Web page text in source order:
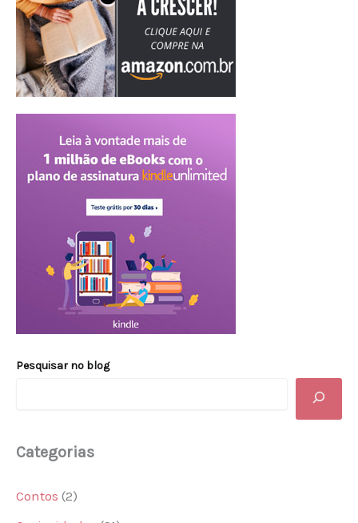
Pesquisar no blog
Categorias
Contos (2)